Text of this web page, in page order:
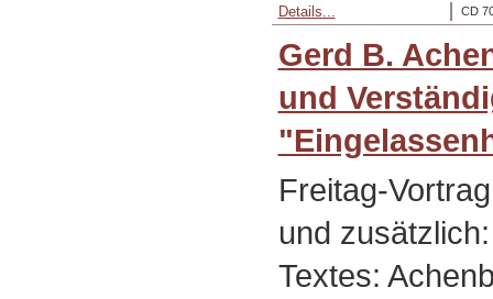
CD
Details...
Gerd B.
und
Freitag-
und
Textes: